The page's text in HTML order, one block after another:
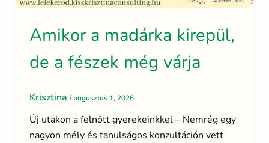
Amikor a madárka kirepül,
de a fészek még várja
Krisztina /augusztus 1, 2026
Új utakon a felnőtt gyerekeinkkel – Nemrég egy
nagyon mély és tanulságos konzultáción vett